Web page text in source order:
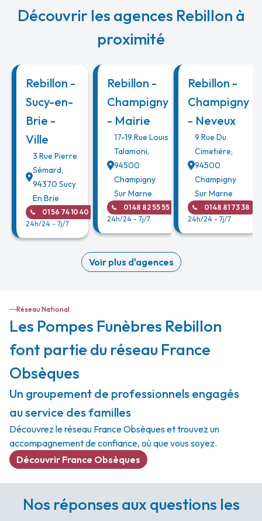
Découvrir les agences Rebillon à
proximité
Rebillon -
Sucy-en-
Brie -
Ville
3 Rue Pierre
Sémard,
94370 Sucy
En Brie
01 56 74 10 40
24h/24 - 7j/7
Rebillon -
Champigny
- Mairie
17-19 Rue Louis
Talamoni,
94500
Champigny
Sur Marne
01 48 82 55 55
24h/24 - 7j/7
Rebillon -
Champigny
- Neveux
9 Rue Du
Cimetière,
94500
Champigny
Sur Marne
01 48 81 73 38
24h/24 - 7j/7
Voir plus d'agences
Réseau National
Les Pompes Funèbres Rebillon
font partie du réseau France
Obsèques
Un groupement de professionnels engagés
au service des familles
Découvrez le réseau France Obsèques et trouvez un
accompagnement de confiance, où que vous soyez.
Découvrir France Obsèques
Nos réponses aux questions les